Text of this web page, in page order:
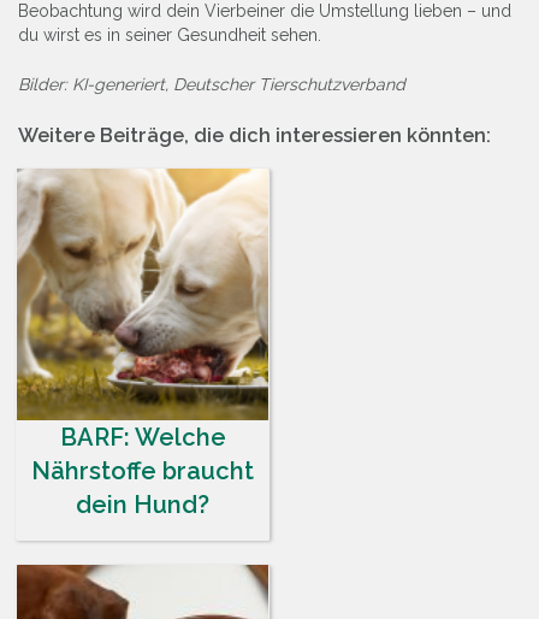
Beobachtung wird dein Vierbeiner die Umstellung lieben – und
du wirst es in seiner Gesundheit sehen.
Bilder: KI-generiert, Deutscher Tierschutzverband
Weitere Beiträge, die dich interessieren könnten:
BARF: Welche
Nährstoffe braucht
dein Hund?